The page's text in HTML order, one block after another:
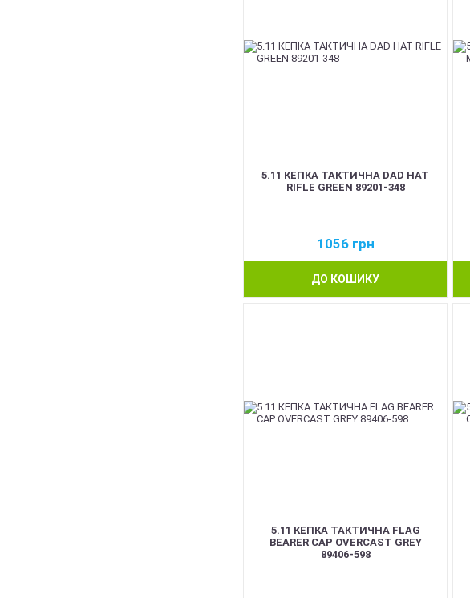
5.11 КЕПКА ТАКТИЧНА DAD HAT
RIFLE GREEN 89201-348
1056 грн
ДО КОШИКУ
5.11 КЕПКА ТАКТИЧНА FLAG
BEARER CAP OVERCAST GREY
89406-598